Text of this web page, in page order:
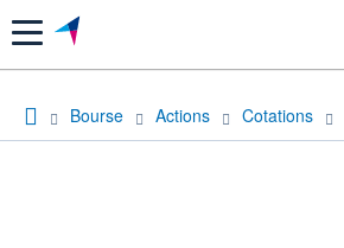
Menu
Bourse Actions Cotations